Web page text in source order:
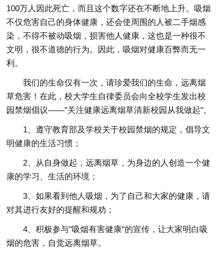
100万人因此死亡，而且这个数字还在不断地上升。吸烟
不仅危害自己的身体健康，还会使周围的人被二手烟感
染，不得不被动吸烟，损害他人健康，这也是一种很不
文明，很不道德的行为。因此，吸烟对健康百弊而无一
利。
我们的生命仅有一次，请珍爱我们的生命，远离烟
草危害！在此，校大学生自律委员会向全校学生发出校
园禁烟倡议——"关注健康远离烟草清新校园从我做起"。
1、遵守教育部及学校关于校园禁烟的规定，倡导文
明健康的生活习惯；
2、从自身做起，远离烟草，为身边的人创造一个健
康的学习、生活的环境；
3、如果看到他人吸烟，为了自己和大家的健康，请
对其进行友好的提醒和规劝；
4、积极参与"吸烟有害健康"的宣传，让大家明白吸
烟的危害，自觉远离烟草。